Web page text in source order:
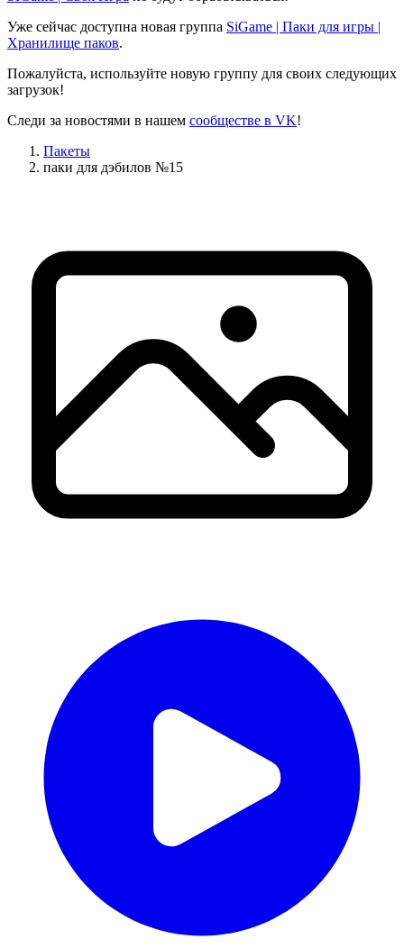
Уже сейчас доступна новая группа SiGame | Паки для игры |
Хранилище паков.
Пожалуйста, используйте новую группу для своих следующих
загрузок!
Следи за новостями в нашем сообществе в VK!
Пакеты
паки для дэбилов №15